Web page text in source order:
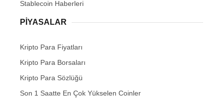
Stablecoin Haberleri
PIYASALAR
Kripto Para Fiyatları
Kripto Para Borsaları
Kripto Para Sözlüğü
Son 1 Saatte En Çok Yükselen Coinler